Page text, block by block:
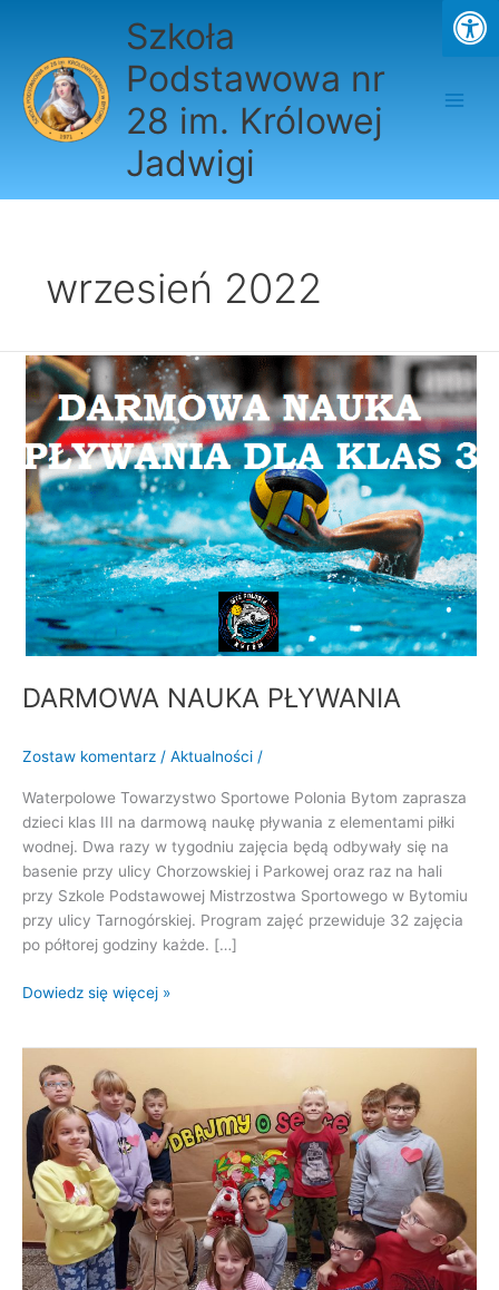
Szkoła
Podstawowa nr
28 im. Królowej
Jadwigi
wrzesień 2022
DARMOWA NAUKA PŁYWANIA
Zostaw komentarz / Aktualności /
Waterpolowe Towarzystwo Sportowe Polonia Bytom zaprasza
dzieci klas III na darmową naukę pływania z elementami piłki
wodnej. Dwa razy w tygodniu zajęcia będą odbywały się na
basenie przy ulicy Chorzowskiej i Parkowej oraz raz na hali
przy Szkole Podstawowej Mistrzostwa Sportowego w Bytomiu
przy ulicy Tarnogórskiej. Program zajęć przewiduje 32 zajęcia
po półtorej godziny każde. […]
DARMOWA
NAUKA
PŁYWANIA
Dowiedz się więcej »
akcja
„Czytamy
z
sercem”